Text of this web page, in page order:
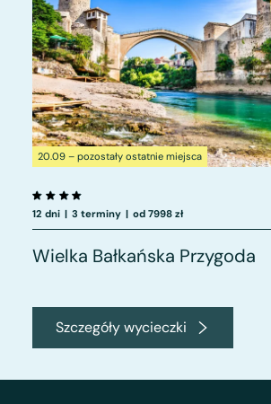
20.09 – pozostały ostatnie miejsca
12 dni | 3 terminy | od 7998 zł
Wielka Bałkańska Przygoda
Szczegóły wycieczki